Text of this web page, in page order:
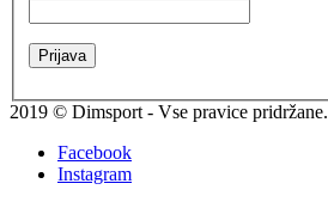
2019 © Dimsport - Vse pravice pridržane.
Facebook
Instagram